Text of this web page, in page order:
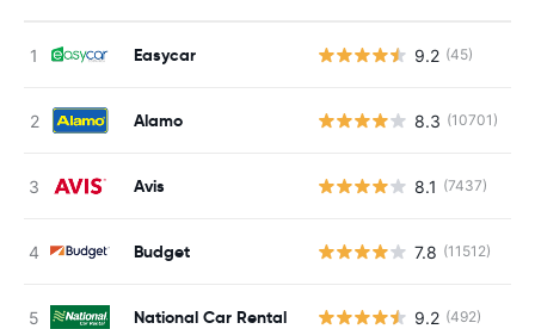
Easycar 9.2 (45)
Alamo 8.3 (10701)
Avis 8.1 (7437)
Budget 7.8 (11512)
National Car Rental 9.2 (492)